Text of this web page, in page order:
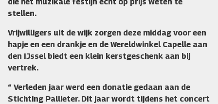
stellen.
Vrijwilligers uit de wijk zorgen deze middag voor een
hapje en een drankje en de Wereldwinkel Capelle aan
den IJssel biedt een klein kerstgeschenk aan bij
vertrek.
“ Verleden jaar werd een donatie gedaan aan de
Stichting Pallieter. Dit jaar wordt tijdens het concert